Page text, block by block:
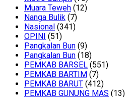
Muara Teweh (12)
Nanga Bulik (7)
Nasional (341)
OPINI (51)
Pangkalan Bun (9)
Pangkalan Bun (18)
PEMKAB BARSEL (551)
PEMKAB BARTIM (7)
PEMKAB BARUT (412)
PEMKAB GUNUNG MAS (13)